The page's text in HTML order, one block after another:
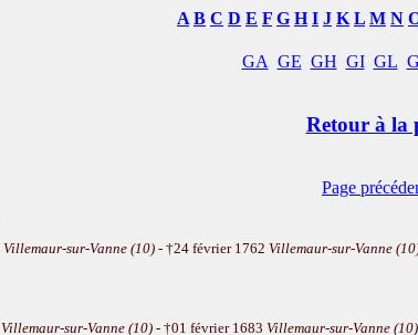
A B C D E F G H I J K L M N
GA GE GH GI GL
Retour à la
Page
Villemaur-sur-Vanne (10) - †24 février 1762 Villemaur-sur-Vanne
Villemaur-sur-Vanne (10) - †01 février 1683 Villemaur-sur-Vanne (10)